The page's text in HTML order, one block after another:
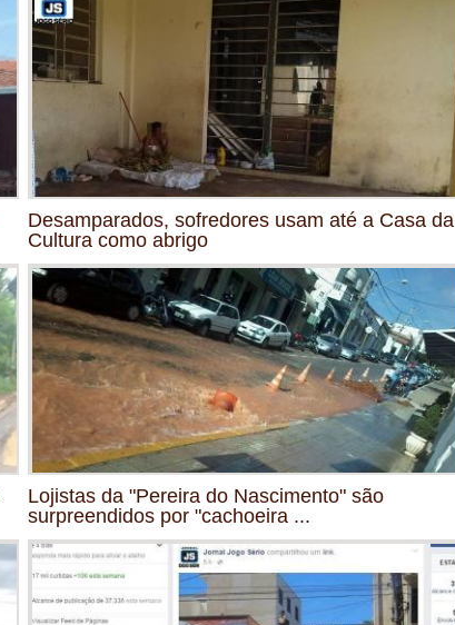
Desamparados, sofredores usam até a Casa da
Cultura como abrigo
Lojistas da "Pereira do Nascimento" são
surpreendidos por "cachoeira ...